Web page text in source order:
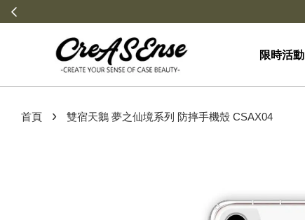
限時活動
首頁 › 雙宿天鵝 夢之仙境系列 防摔手機殼 CSAX04